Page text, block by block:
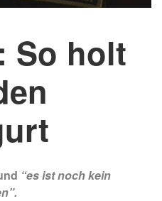
So holt
“es ist noch kein